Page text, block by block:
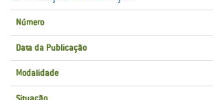
Número
Data da Publicação
Modalidade